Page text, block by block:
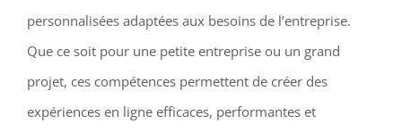
personnalisées adaptées aux besoins de l’entreprise.
Que ce soit pour une petite entreprise ou un grand
projet, ces compétences permettent de créer des
expériences en ligne efficaces, performantes et